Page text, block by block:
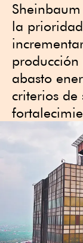
la
abasto
criterios de